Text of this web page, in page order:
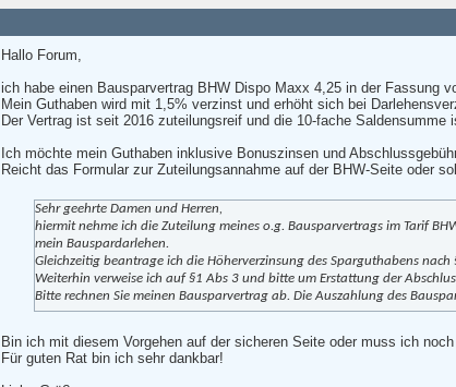
Hallo Forum,
ich habe einen Bausparvertrag BHW Dispo Maxx 4,25 in der Fassung
Mein Guthaben wird mit 1,5% verzinst und erhöht sich bei
Der Vertrag ist seit 2016 zuteilungsreif und die 10-fache Saldensumme
Ich möchte mein Guthaben inklusive Bonuszinsen und
Reicht das Formular zur Zuteilungsannahme auf der BHW-Seite oder
Sehr geehrte Damen und Herren,
hiermit nehme ich die Zuteilung meines o.g. Bausparvertrags im Tarif
mein Bauspardarlehen.
Gleichzeitig beantrage ich die Höherverzinsung des Sparguthabens
Weiterhin verweise ich auf §1 Abs 3 und bitte um Erstattung der
Bitte rechnen Sie meinen Bausparvertrag ab. Die Auszahlung des
Bin ich mit diesem Vorgehen auf der sicheren Seite oder muss ich
Für guten Rat bin ich sehr dankbar!